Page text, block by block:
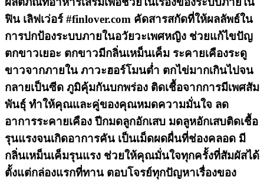
ฟิน เลิฟเว่อร์ #finlover.com คัดสารสกัดที่ให้ผลลัพธ์ใน
การปกป้องระบบภายในอวัยวะเพศหญิง ช่วยแก้ไขปัญ
ตกขาวเยอะ ตกขาวมีกลิ่นเหม็นเค็ม ระคายเคืองระดู
ขาวจากภายใน ภาวะฮอร์โมนต่ำ ตกไข่มากเกินไปจน
กลายเป็นซีด ภูมิคุ้มกันบกพร่อง ติดเชื้อจากการมีเพศสัม
พันธุ์ ทำให้คุณและคู่ของคุณหมดความมั่นใจ ลด
อาการระคายเคือง ปีกมดลูกอักเสบ มดลูหอักเสบติดเชื้อ
รุนแรงจนเกิดอาการคัน เป็นเม็ดผดผื่นที่ช่องคลอด มี
กลิ่นเหม็นเค็มรุนแรง ช่วยให้คุณมั่นใจทุกครั้งที่สัมผัสได้
ตั้งแต่กล่องแรกที่ทาน ตอบโจรย์ทุกปัญหาเรื่องของ